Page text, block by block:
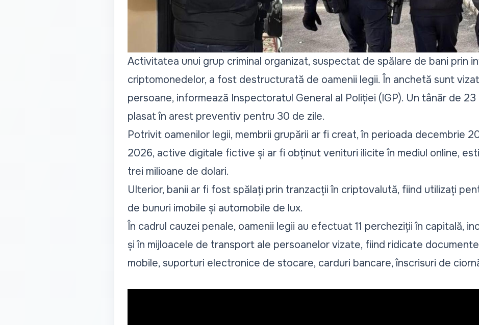
Activitatea unui grup criminal organizat, suspectat de spălare de bani prin
criptomonedelor, a fost destructurată de oamenii legii. În anchetă sunt
persoane, informează Inspectoratul General al Poliției (IGP). Un tânăr de
plasat în arest preventiv pentru 30 de zile.
Potrivit oamenilor legii, membrii grupării ar fi creat, în perioada decembrie
2026, active digitale fictive și ar fi obținut venituri ilicite în mediul online,
trei milioane de dolari.
Ulterior, banii ar fi fost spălați prin tranzacții în criptovalută, fiind utilizați
de bunuri imobile și automobile de lux.
În cadrul cauzei penale, oamenii legii au efectuat 11 percheziții în capitală,
și în mijloacele de transport ale persoanelor vizate, fiind ridicate
mobile, suporturi electronice de stocare, carduri bancare, înscrisuri de